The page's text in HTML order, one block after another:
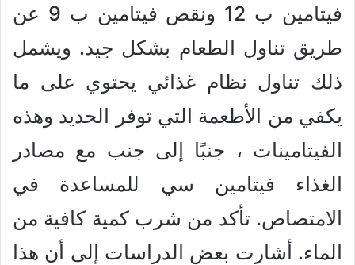
فيتامين ب 12 ونقص فيتامين ب 9 عن
طريق تناول الطعام بشكل جيد. ويشمل
ذلك تناول نظام غذائي يحتوي على ما
يكفي من الأطعمة التي توفر الحديد وهذه
الفيتامينات ، جنبًا إلى جنب مع مصادر
الغذاء فيتامين سي للمساعدة في
الامتصاص. تأكد من شرب كمية كافية من
الماء. أشارت بعض الدراسات إلى أن هذا